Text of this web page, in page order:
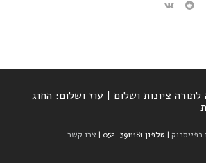
ציונות ושלום | עוז ושלום: החוג
| טלפון 052-3911181 | צרו קשר